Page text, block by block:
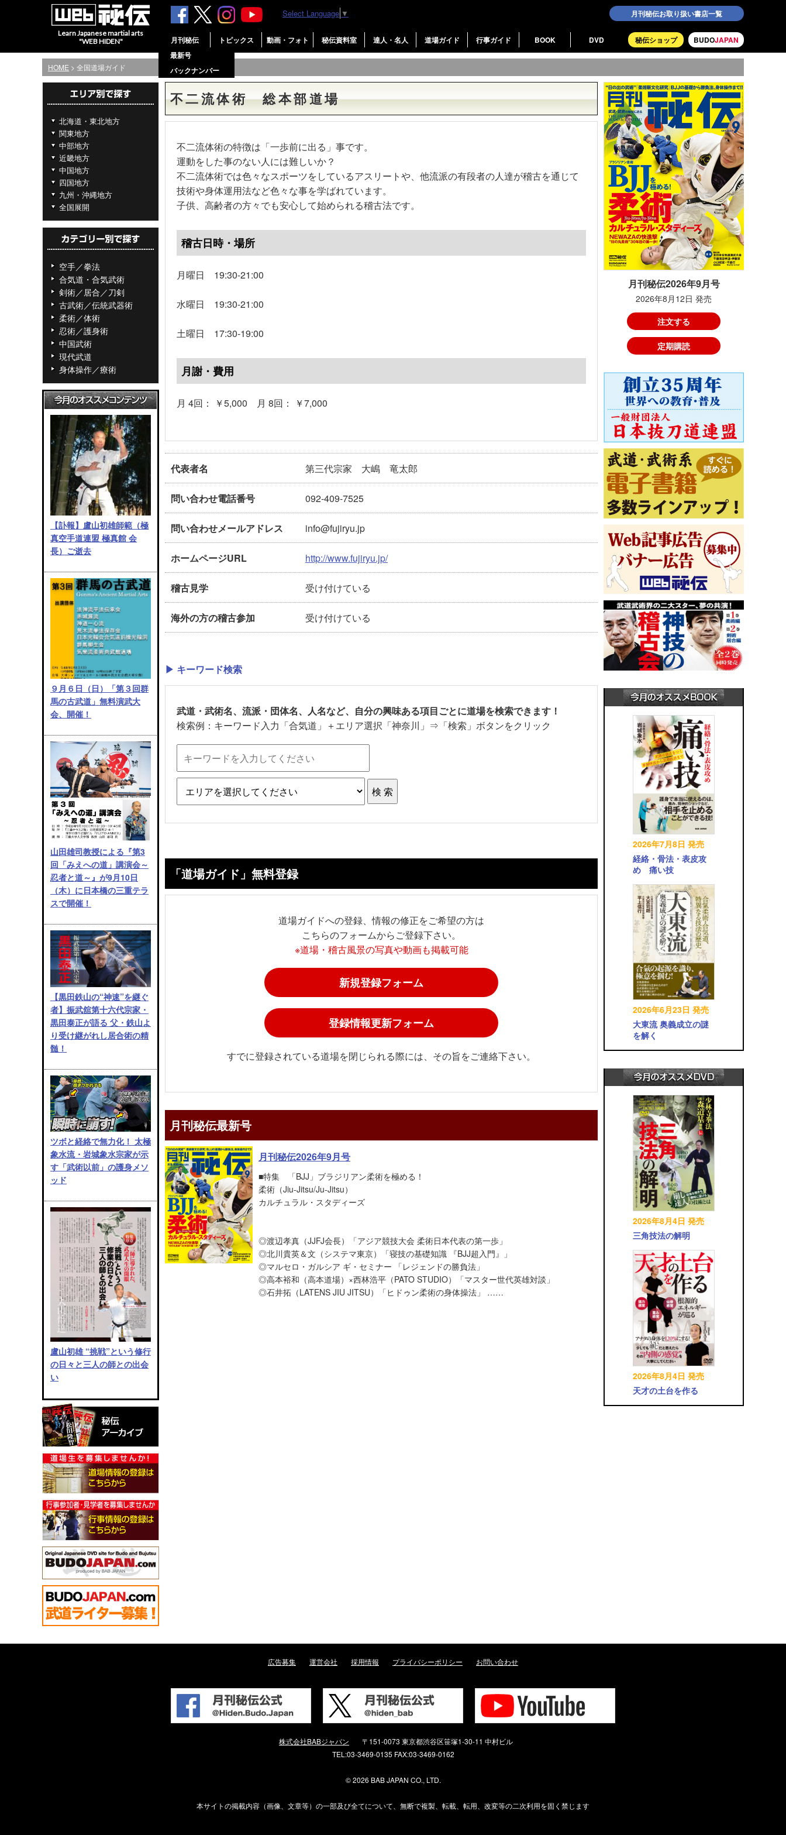
Learn Japanese martial arts
"WEB HIDEN"
月刊秘伝お取り扱い書店一覧
BUDOJAPAN
秘伝ショップ
月刊秘伝
最新号
バックナンバー
トピックス 動画・フォト 秘伝資料室 達人・名人 道場ガイド 行事ガイド BOOK DVD
Select Language ▼
HOME > 全国道場ガイド
北海道・東北地方
関東地方
中部地方
近畿地方
中国地方
四国地方
九州・沖縄地方
全国展開
空手／拳法
合気道・合気武術
剣術／居合／刀剣
古武術／伝統武器術
柔術／体術
忍術／護身術
中国武術
現代武道
身体操作／療術
【訃報】盧山初雄師範（極
真空手道連盟 極真館 会
長）ご逝去
９月６日（日）「第３回群
馬の古武道」無料演武大
会、開催！
山田雄司教授による『第3
回「みえへの道」講演会～
忍者と道～』が9月10日
（木）に日本橋の三重テラ
スで開催！
【黒田鉄山の“神速”を継ぐ
者】振武舘第十六代宗家・
黒田泰正が語る 父・鉄山よ
り受け継がれし居合術の精
髄！
ツボと経絡で無力化！ 太極
象水流・岩城象水宗家が示
す「武術以前」の護身メソ
ッド
盧山初雄 “挑戦”という修行
の日々と三人の師との出会
い
不二流体術 総本部道場
不二流体術の特徴は「一歩前に出る」事です。
運動をした事のない人には難しいか？
不二流体術では色々なスポーツをしているアスリートや、他流派の有段者の人達が稽古を通じて
技術や身体運用法など色々な事を学ばれています。
子供、高齢者の方々でも安心して始められる稽古法です。
稽古日時・場所
月曜日 19:30-21:00
水曜日 19:30-21:00
土曜日 17:30-19:00
月謝・費用
月 4回： ￥5,000 月 8回： ￥7,000
代表者名 第三代宗家 大嶋 竜太郎
問い合わせ電話番号 092-409-7525
問い合わせメールアドレス info@fujiryu.jp
ホームページURL http://www.fujiryu.jp/
稽古見学 受け付けている
海外の方の稽古参加 受け付けている
▶ キーワード検索
武道・武術名、流派・団体名、人名など、自分の興味ある項目ごとに道場を検索できます！
検索例：キーワード入力「合気道」＋エリア選択「神奈川」⇒「検索」ボタンをクリック
「道場ガイド」無料登録
道場ガイドへの登録、情報の修正をご希望の方は
こちらのフォームからご登録下さい。
※道場・稽古風景の写真や動画も掲載可能
新規登録フォーム
登録情報更新フォーム
すでに登録されている道場を閉じられる際には、その旨をご連絡下さい。
月刊秘伝最新号
月刊秘伝2026年9月号
■特集 「BJJ」ブラジリアン柔術を極める！
柔術（Jiu-Jitsu/Ju-Jitsu）
カルチュラル・スタディーズ
◎渡辺孝真（JJFJ会長）「アジア競技大会 柔術日本代表の第一歩」
◎北川貴英＆文（システマ東京）「寝技の基礎知識 『BJJ超入門』」
◎マルセロ・ガルシア ギ・セミナー 「レジェンドの勝負法」
◎高本裕和（高本道場）×西林浩平（PATO STUDIO）「マスター世代英雄対談」
◎石井拓（LATENS JIU JITSU）「ヒドゥン柔術の身体操法」 ……
月刊秘伝2026年9月号
2026年8月12日 発売
注文する
定期購読
2026年7月8日 発売
経絡・骨法・表皮攻
め 痛い技
2026年6月23日 発売
大東流 奥義成立の謎
を解く
2026年8月4日 発売
三角技法の解明
2026年8月4日 発売
天才の土台を作る
広告募集 運営会社 採用情報 プライバシーポリシー お問い合わせ
株式会社BABジャパン
〒151-0073 東京都渋谷区笹塚1-30-11 中村ビル
TEL:03-3469-0135 FAX:03-3469-0162
©2026 BAB JAPAN CO., LTD.
本サイトの掲載内容（画像、文章等）の一部及び全てについて、無断で複製、転載、転用、改変等の二次利用を固く禁じます